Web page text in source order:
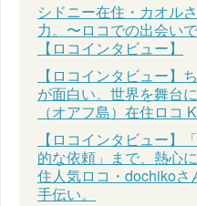
シドニー在住・カオル
力。〜ロコでの出会い
【ロコインタビュー】
【ロコインタビュー】
が面白い。世界を舞台
（オアフ島）在住ロコ
【ロコインタビュー】
的な依頼」まで、熱心
住人気ロコ・dochikoさ
手伝い。